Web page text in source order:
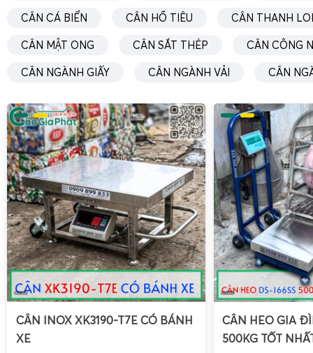
CÂN CÁ BIỂN CÂN HỒ TIÊU CÂN THANH
CÂN MẬT ONG CÂN SẮT THÉP CÂN CÔNG
CÂN NGÀNH GIẤY CÂN NGÀNH VẢI CÂN
CÂN INOX XK3190-T7E CÓ BÁNH
XE
CÂN HEO GIA
500KG TỐT